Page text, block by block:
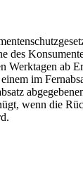
des
Werktagen ab
im
wenn die